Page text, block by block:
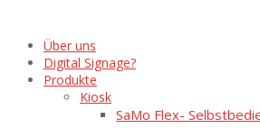
Über uns
Digital Signage?
Produkte
Kiosk
SaMo Flex-